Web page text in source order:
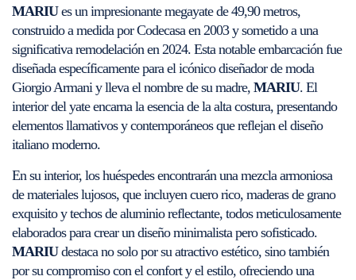
MARIUes un impresionante megayate de 49,90 metros,
construido a medida por Codecasa en 2003 y sometido a una
significativa remodelación en 2024. Esta notable embarcación fue
diseñada específicamente para el icónico diseñador de moda
Giorgio Armani y lleva el nombre de su madre, MARIU. El
interior del yate encarna la esencia de la alta costura, presentando
elementos llamativos y contemporáneos que reflejan el diseño
italiano moderno.
En su interior, los huéspedes encontrarán una mezcla armoniosa
de materiales lujosos, que incluyen cuero rico, maderas de grano
exquisito y techos de aluminio reflectante, todos meticulosamente
elaborados para crear un diseño minimalista pero sofisticado.
MARIUdestaca no solo por su atractivo estético, sino también
por su compromiso con el confort y el estilo, ofreciendo una